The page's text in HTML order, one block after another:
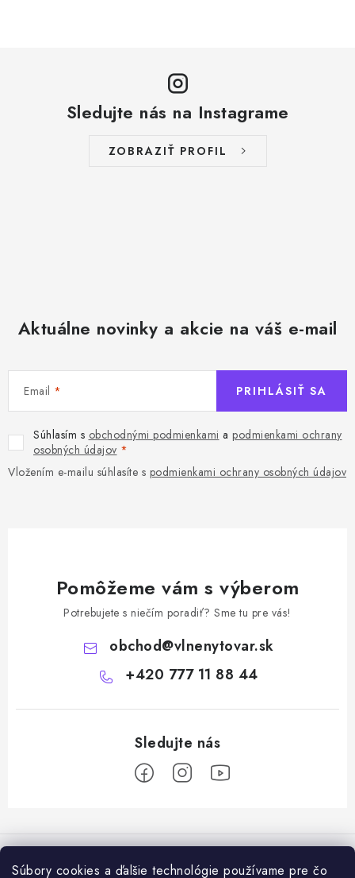
Súbory cookies a ďalšie technológie používame pre čo
Sledujte nás na Instagrame
ZOBRAZIŤ PROFIL
Aktuálne novinky a akcie na váš e-mail
Email
Súhlasím s obchodnými podmienkami a podmienkami ochrany
osobných údajov
Vložením e-mailu súhlasíte s podmienkami ochrany osobných údajov
PRIHLÁSIŤ SA
Pomôžeme vám s výberom
Potrebujete s niečím poradiť? Sme tu pre vás!
obchod@vlnenytovar.sk
+420 777 11 88 44
á